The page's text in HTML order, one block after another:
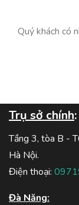
Quý khách có
Trụ sở chính:
Tầng 3, tòa B -
Hà Nội.
Điện thoại:
Đà Năng: